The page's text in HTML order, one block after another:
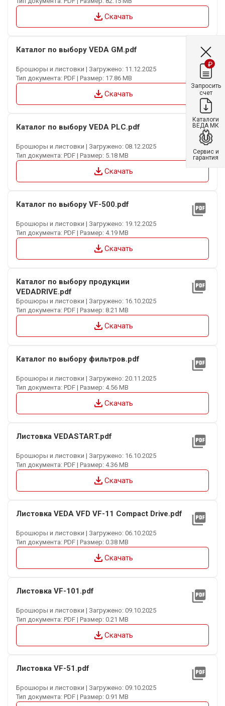
file_download Скачать
Каталог по выбору VEDA GM.pdf picture_as_pdf
Брошюры и листовки | Загружено: 11.12.2025
Тип документа: PDF | Размер: 17.86 MB
file_download Скачать
Каталог по выбору VEDA PLC.pdf picture_as_pdf
Брошюры и листовки | Загружено: 08.12.2025
Тип документа: PDF | Размер: 5.18 MB
file_download Скачать
Каталог по выбору VF-500.pdf picture_as_pdf
Брошюры и листовки | Загружено: 19.12.2025
Тип документа: PDF | Размер: 4.19 MB
file_download Скачать
Каталог по выбору продукции
VEDADRIVE.pdf
picture_as_pdf
Брошюры и листовки | Загружено: 16.10.2025
Тип документа: PDF | Размер: 8.21 MB
file_download Скачать
Каталог по выбору фильтров.pdf picture_as_pdf
Брошюры и листовки | Загружено: 20.11.2025
Тип документа: PDF | Размер: 4.56 MB
file_download Скачать
Листовка VEDASTART.pdf picture_as_pdf
Брошюры и листовки | Загружено: 16.10.2025
Тип документа: PDF | Размер: 4.36 MB
file_download Скачать
Листовка VEDA VFD VF-11 Compact Drive.pdf picture_as_pdf
Брошюры и листовки | Загружено: 06.10.2025
Тип документа: PDF | Размер: 0.38 MB
file_download Скачать
Листовка VF-101.pdf picture_as_pdf
Брошюры и листовки | Загружено: 09.10.2025
Тип документа: PDF | Размер: 0.21 MB
file_download Скачать
Листовка VF-51.pdf picture_as_pdf
Брошюры и листовки | Загружено: 09.10.2025
Тип документа: PDF | Размер: 0.91 MB
₽
Запросить
счет
Каталоги
ВЕДА МК
Сервис и
гарантия